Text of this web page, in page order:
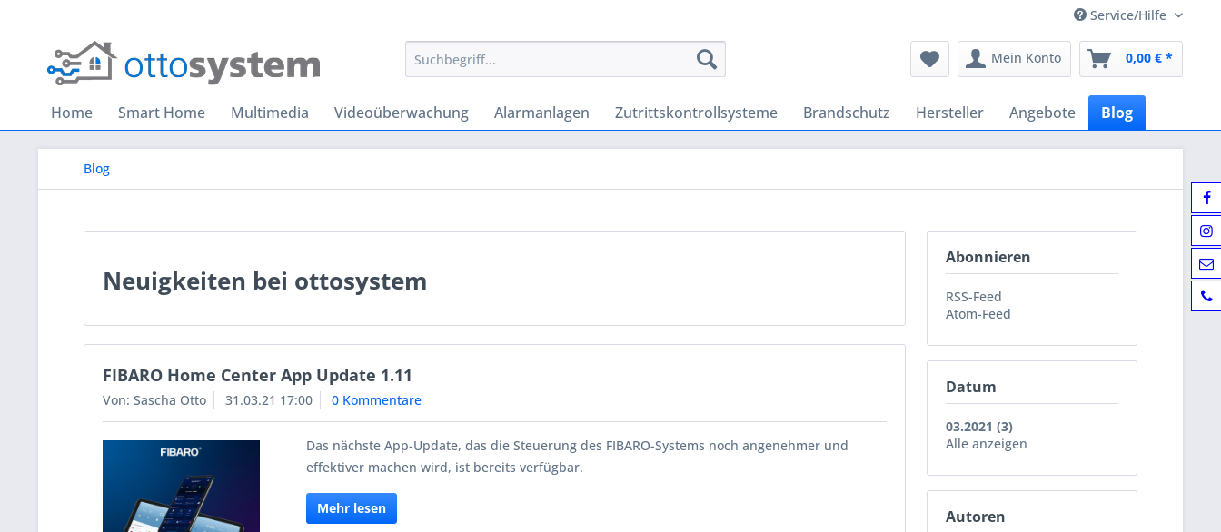
Service/Hilfe
Mein Konto 0,00 € *
Home Smart Home Multimedia Videoüberwachung Alarmanlagen Zutrittskontrollsysteme Brandschutz Hersteller Angebote Blog
Blog
Abonnieren
RSS-Feed
Atom-Feed
Datum
03.2021 (3)
Alle anzeigen
Autoren
Neuigkeiten bei ottosystem
FIBARO Home Center App Update 1.11
Von: Sascha Otto 31.03.21 17:00 0 Kommentare
Das nächste App-Update, das die Steuerung des FIBARO-Systems noch angenehmer und
effektiver machen wird, ist bereits verfügbar.
Mehr lesen